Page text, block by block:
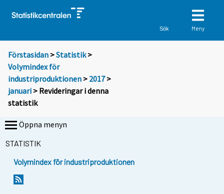
Sök Meny
Förstasidan >Statistik >
Volymindex för
industriproduktionen > 2017>
januari > Revideringar i denna
statistik
Öppna menyn
STATISTIK
Volymindex för industriproduktionen